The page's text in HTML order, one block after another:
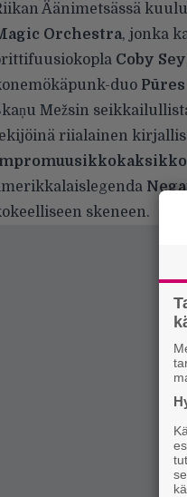
Äänimetsässä
Orchestra, jonka
Coby Sey
duo
Mežsin
riialainen
skeneen.